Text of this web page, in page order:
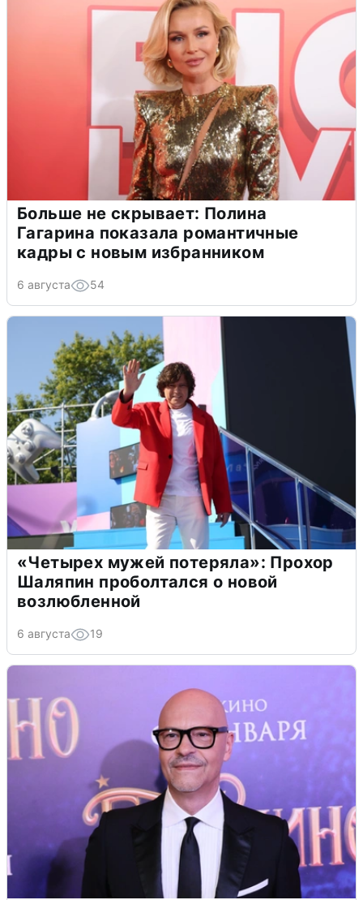
Больше не скрывает: Полина
Гагарина показала романтичные
кадры с новым избранником
6 августа 54
«Четырех мужей потеряла»: Прохор
Шаляпин проболтался о новой
возлюбленной
6 августа 19